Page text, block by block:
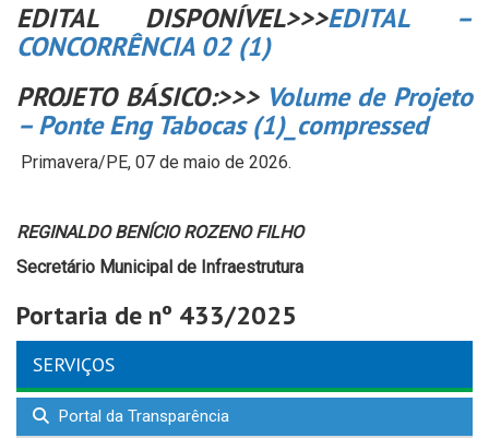
EDITAL DISPONÍVEL>>>EDITAL –
CONCORRÊNCIA 02 (1)
PROJETO BÁSICO:>>> Volume de Projeto
– Ponte Eng Tabocas (1)_compressed
Primavera/PE, 07 de maio de 2026.
REGINALDO BENÍCIO ROZENO FILHO
Secretário Municipal de Infraestrutura
Portaria de nº 433/2025
SERVIÇOS
Portal da Transparência